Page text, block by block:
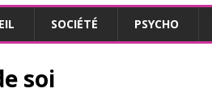
SOCIÉTÉ PSYCHO
soi